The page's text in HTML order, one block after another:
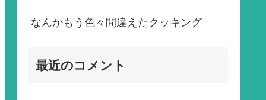
なんかもう色々間違えたクッキング
最近のコメント